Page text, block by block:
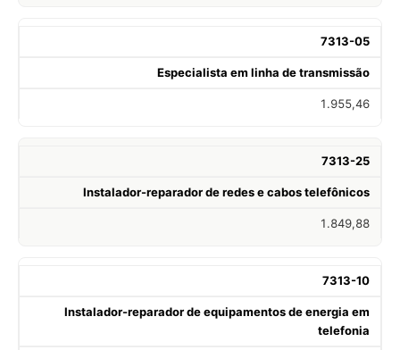
7313-05
Especialista em linha de transmissão
1.955,46
7313-25
Instalador-reparador de redes e cabos telefônicos
1.849,88
7313-10
Instalador-reparador de equipamentos de energia em
telefonia